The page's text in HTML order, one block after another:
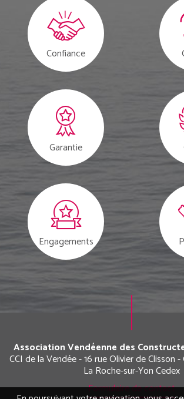
Confiance
Garantie
Engagements
Association Vendéenne des
CCI de la Vendée - 16 rue Olivier de Clisson
La Roche-sur-Yon Cedex
Formulaire de contact